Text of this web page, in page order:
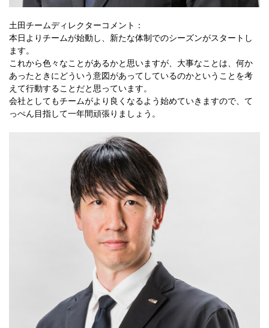
土田チームディレクターコメント：
本日よりチームが始動し、新たな体制でのシーズンがスタートし
ます。
これから色々なことがあるかと思いますが、大事なことは、何か
あったときにどういう意図があってしているのかということを考
えて行動することだと思っています。
会社としてもチームがより良くなるよう始めていきますので、て
っぺん目指して一年間頑張りましょう。